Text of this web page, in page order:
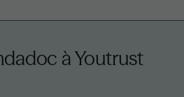
à Youtrust